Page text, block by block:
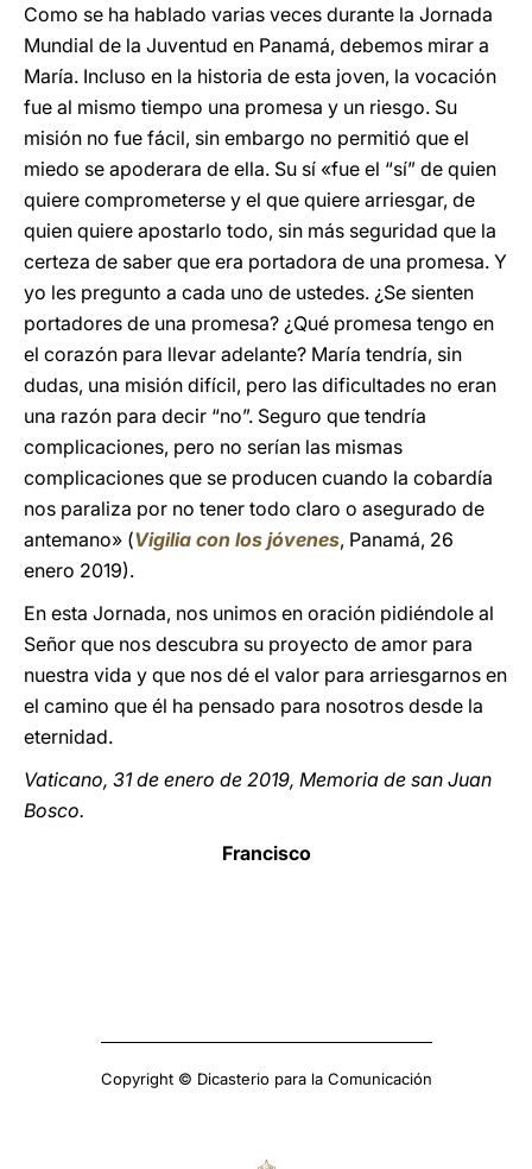
Como se ha hablado varias veces durante la Jornada
Mundial de la Juventud en Panamá, debemos mirar a
María. Incluso en la historia de esta joven, la vocación
fue al mismo tiempo una promesa y un riesgo. Su
misión no fue fácil, sin embargo no permitió que el
miedo se apoderara de ella. Su sí «fue el “sí” de quien
quiere comprometerse y el que quiere arriesgar, de
quien quiere apostarlo todo, sin más seguridad que la
certeza de saber que era portadora de una promesa. Y
yo les pregunto a cada uno de ustedes. ¿Se sienten
portadores de una promesa? ¿Qué promesa tengo en
el corazón para llevar adelante? María tendría, sin
dudas, una misión difícil, pero las dificultades no eran
una razón para decir “no”. Seguro que tendría
complicaciones, pero no serían las mismas
complicaciones que se producen cuando la cobardía
nos paraliza por no tener todo claro o asegurado de
antemano» (Vigilia con los jóvenes, Panamá, 26
enero 2019).
En esta Jornada, nos unimos en oración pidiéndole al
Señor que nos descubra su proyecto de amor para
nuestra vida y que nos dé el valor para arriesgarnos en
el camino que él ha pensado para nosotros desde la
eternidad.
Vaticano, 31 de enero de 2019, Memoria de san Juan
Bosco.
Francisco
Copyright © Dicasterio para la Comunicación